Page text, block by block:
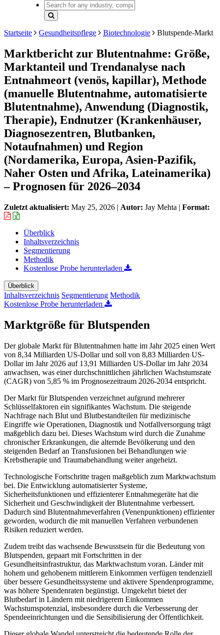
Startseite Gesundheitspflege Biotechnologie Blutspende-Markt
Marktbericht zur Blutentnahme: Größe,
Marktanteil und Trendanalyse nach
Entnahmeort (venös, kapillar), Methode
(manuelle Blutentnahme, automatisierte
Blutentnahme), Anwendung (Diagnostik,
Therapie), Endnutzer (Krankenhäuser,
Diagnosezentren, Blutbanken,
Notaufnahmen) und Region
(Nordamerika, Europa, Asien-Pazifik,
Naher Osten und Afrika, Lateinamerika)
– Prognosen für 2026–2034
Zuletzt aktualisiert: May 25, 2026 | Autor: Jay Mehta | Format:
Überblick
Inhaltsverzeichnis
Segmentierung
Methodik
Kostenlose Probe herunterladen
Überblick
Inhaltsverzeichnis Segmentierung Methodik
Kostenlose Probe herunterladen
Marktgröße für Blutspenden
Der globale Markt für Blutentnahmen hatte im Jahr 2025 einen Wert
von 8,34 Milliarden US-Dollar und soll von 8,83 Milliarden US-
Dollar im Jahr 2026 auf 13,91 Milliarden US-Dollar im Jahr 2034
anwachsen, was einer durchschnittlichen jährlichen Wachstumsrate
(CAGR) von 5,85 % im Prognosezeitraum 2026-2034 entspricht.
Der Markt für Blutspenden verzeichnet aufgrund mehrerer
Schlüsselfaktoren ein signifikantes Wachstum. Die steigende
Nachfrage nach Blut und Blutbestandteilen für medizinische
Eingriffe wie Operationen, Diagnostik und Notfallversorgung trägt
maßgeblich dazu bei. Dieses Wachstum wird durch die Zunahme
chronischer Erkrankungen, die alternde Bevölkerung und den
steigenden Bedarf an Transfusionen bei Behandlungen wie
Krebstherapie und Traumabehandlung weiter angeheizt.
Technologische Fortschritte tragen maßgeblich zum Marktwachstum
bei. Die Entwicklung automatisierter Systeme,
Sicherheitsfunktionen und effizienterer Entnahmegeräte hat die
Sicherheit und Geschwindigkeit der Blutentnahme verbessert.
Dadurch sind Blutentnahmeverfahren (Venenpunktionen) effizienter
geworden, wodurch die mit manuellen Verfahren verbundenen
Risiken reduziert werden.
Zudem treibt das wachsende Bewusstsein für die Bedeutung von
Blutspenden, gepaart mit Fortschritten in der
Gesundheitsinfrastruktur, das Marktwachstum voran. Länder mit
hohem und gehobenem mittlerem Einkommen verfügen tendenziell
über bessere Gesundheitssysteme und aktivere Spendenprogramme,
was höhere Spendenraten begünstigt. Umgekehrt bietet der
Blutbedarf in Ländern mit niedrigerem Einkommen
Wachstumspotenzial, insbesondere durch die Verbesserung der
Spendeeinrichtungen und die Sensibilisierung der Öffentlichkeit.